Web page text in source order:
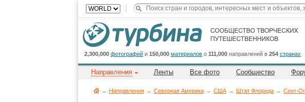
2,300,000 фотографий и 150,000 материалов о 111,000 направлений в 254 странах
Направления Ленты Все фото Сообщество
→ Направления → Северная Америка → CША → Штат Флорида → Сент-